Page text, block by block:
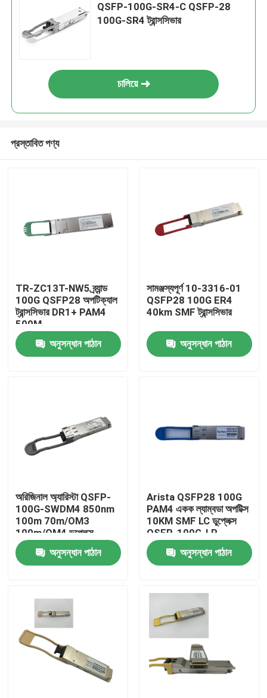
বাড়ি
আমাদের সম্পর্কে
মান নিয়ন্ত্রণ
যোগাযোগ করুন
এনভিডিয়া এআই পণ্য
400G/800G অপটিক্যাল মডিউল
QSFP-100G-SR4-C QSFP-28
100G-SR4 ট্রান্সসিভার
চালিয়ে
প্রস্তাবিত পণ্য
TR-ZC13T-NW5 ব্র্যান্ড
100G QSFP28 অপটিক্যাল
ট্রান্সসিভার DR1+ PAM4
500M
অনুসন্ধান পাঠান
সামঞ্জস্যপূর্ণ 10-3316-01
QSFP28 100G ER4
40km SMF ট্রান্সসিভার
অনুসন্ধান পাঠান
অরিজিনাল অ্যারিস্টা QSFP-
100G-SWDM4 850nm
100m 70m/OM3
100m/OM4 ডুপ্লেক্স
এমএমএফ ট্রান্সিভার
অনুসন্ধান পাঠান
Arista QSFP28 100G
PAM4 একক ল্যাম্বডা অপটিক্স
10KM SMF LC ডুপ্লেক্স
QSFP-100G-LR
অনুসন্ধান পাঠান